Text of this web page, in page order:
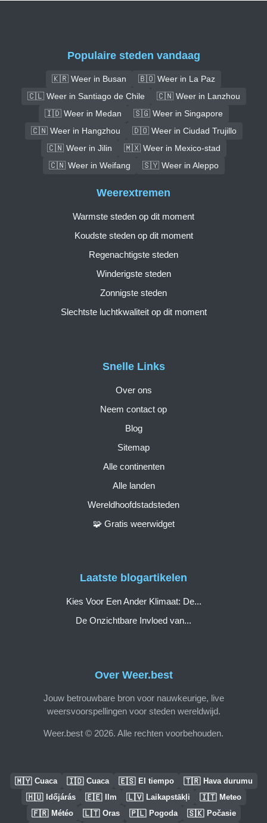
Populaire steden vandaag
🇰🇷 Weer in Busan
🇧🇴 Weer in La Paz
🇨🇱 Weer in Santiago de Chile
🇨🇳 Weer in Lanzhou
🇮🇩 Weer in Medan
🇸🇬 Weer in Singapore
🇨🇳 Weer in Hangzhou
🇩🇴 Weer in Ciudad Trujillo
🇨🇳 Weer in Jilin
🇲🇽 Weer in Mexico-stad
🇨🇳 Weer in Weifang
🇸🇾 Weer in Aleppo
Over Weer.best
Jouw betrouwbare bron voor nauwkeurige, live
weersvoorspellingen voor steden wereldwijd.
Weer.best © 2026. Alle rechten voorbehouden.
Snelle Links
Over ons
Neem contact op
Blog
Sitemap
Alle continenten
Alle landen
Wereldhoofdstadsteden
🧩 Gratis weerwidget
Weerextremen
Warmste steden op dit moment
Koudste steden op dit moment
Regenachtigste steden
Winderigste steden
Zonnigste steden
Slechtste luchtkwaliteit op dit moment
Laatste blogartikelen
Kies Voor Een Ander Klimaat: De...
De Onzichtbare Invloed van...
🇲🇾 Cuaca 🇮🇩 Cuaca 🇪🇸 El tiempo 🇹🇷 Hava durumu
🇭🇺 Időjárás 🇪🇪 Ilm 🇱🇻 Laikapstākļi 🇮🇹 Meteo
🇫🇷 Météo 🇱🇹 Oras 🇵🇱 Pogoda 🇸🇰 Počasie